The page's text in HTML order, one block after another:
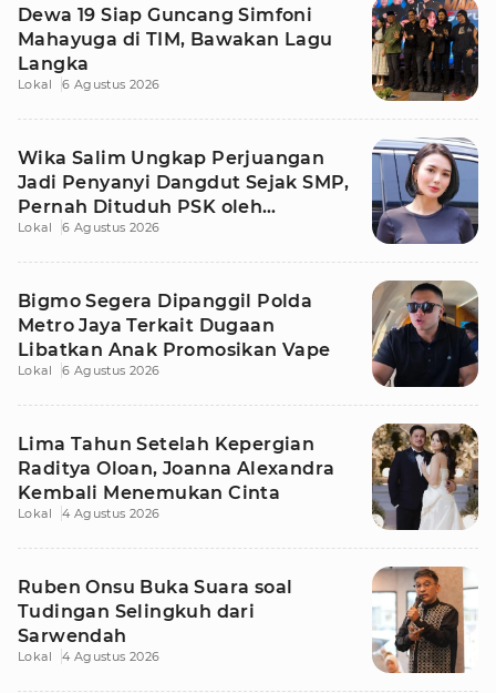
Dewa 19 Siap Guncang Simfoni
Mahayuga di TIM, Bawakan Lagu
Langka
Lokal 6 Agustus 2026
Wika Salim Ungkap Perjuangan
Jadi Penyanyi Dangdut Sejak SMP,
Pernah Dituduh PSK oleh
Tetangga
Lokal 6 Agustus 2026
Bigmo Segera Dipanggil Polda
Metro Jaya Terkait Dugaan
Libatkan Anak Promosikan Vape
Lokal 6 Agustus 2026
Lima Tahun Setelah Kepergian
Raditya Oloan, Joanna Alexandra
Kembali Menemukan Cinta
Lokal 4 Agustus 2026
Ruben Onsu Buka Suara soal
Tudingan Selingkuh dari
Sarwendah
Lokal 4 Agustus 2026